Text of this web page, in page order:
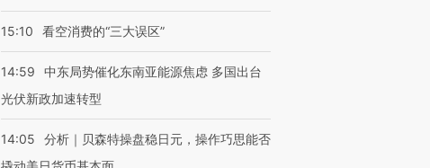
15:10 看空消费的“三大误区”
14:59
中东局势催化东南亚能源焦虑 多国出台
光伏新政加速转型
14:05
分析｜贝森特操盘稳日元，操作巧思能否